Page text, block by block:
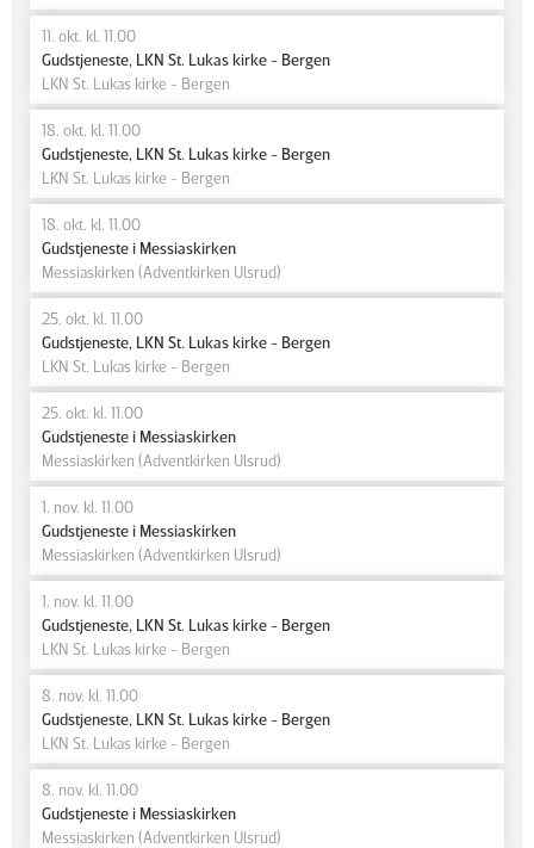
11. okt. kl. 11.00
Gudstjeneste, LKN St. Lukas kirke - Bergen
LKN St. Lukas kirke - Bergen
18. okt. kl. 11.00
Gudstjeneste, LKN St. Lukas kirke - Bergen
LKN St. Lukas kirke - Bergen
18. okt. kl. 11.00
Gudstjeneste i Messiaskirken
Messiaskirken (Adventkirken Ulsrud)
25. okt. kl. 11.00
Gudstjeneste, LKN St. Lukas kirke - Bergen
LKN St. Lukas kirke - Bergen
25. okt. kl. 11.00
Gudstjeneste i Messiaskirken
Messiaskirken (Adventkirken Ulsrud)
1. nov. kl. 11.00
Gudstjeneste i Messiaskirken
Messiaskirken (Adventkirken Ulsrud)
1. nov. kl. 11.00
Gudstjeneste, LKN St. Lukas kirke - Bergen
LKN St. Lukas kirke - Bergen
8. nov. kl. 11.00
Gudstjeneste, LKN St. Lukas kirke - Bergen
LKN St. Lukas kirke - Bergen
8. nov. kl. 11.00
Gudstjeneste i Messiaskirken
Messiaskirken (Adventkirken Ulsrud)